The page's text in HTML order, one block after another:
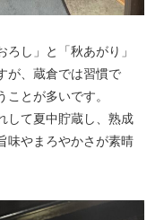
し」と「秋あがり」
が、蔵倉では習慣で
ことが多いです。
して夏中貯蔵し、熟成
味やまろやかさが素晴